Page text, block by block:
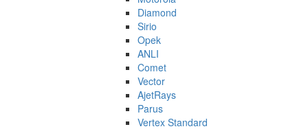
Diamond
Sirio
Opek
ANLI
Comet
Vector
AjetRays
Parus
Vertex Standard